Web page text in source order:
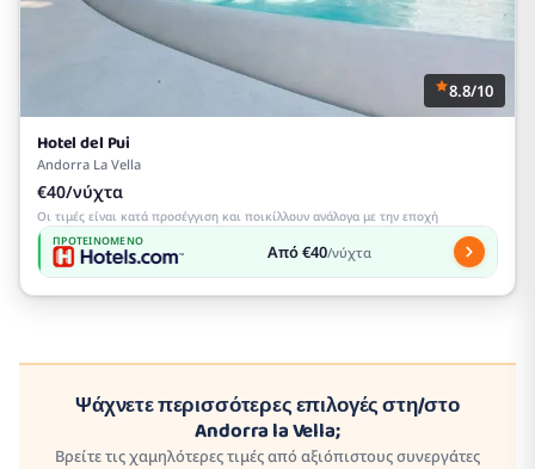
8.8/10
Hotel del Pui
Andorra La Vella
€40/νύχτα
Οι τιμές είναι κατά προσέγγιση και ποικίλλουν ανάλογα με την εποχή
ΠΡΟΤΕΙΝΌΜΕΝΟ Από €40/νύχτα
Ψάχνετε περισσότερες επιλογές στη/στο
Andorra la Vella;
Βρείτε τις χαμηλότερες τιμές από αξιόπιστους συνεργάτες